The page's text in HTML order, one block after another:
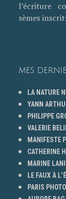
l’écriture
sèmes
MES
LA NATURE
YANN
PHILIPPE
VALERIE
MANIFESTE
CATHERINE
MARINE
LE FAUX À
PARIS